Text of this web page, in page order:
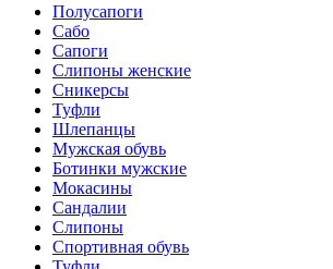
Полусапоги
Сабо
Сапоги
Слипоны женские
Сникерсы
Туфли
Шлепанцы
Мужская обувь
Ботинки мужские
Мокасины
Сандалии
Слипоны
Спортивная обувь